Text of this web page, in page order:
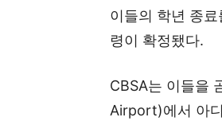
이들의 학년 종
령이 확정됐다.
CBSA는 이들을
Airport)에서 아